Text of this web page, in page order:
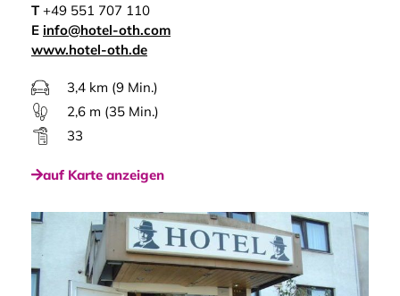
T+49 551 707 110
E info@hotel-oth.com
www.hotel-oth.de
3,4 km (9 Min.)
2,6 m (35 Min.)
33
auf Karte anzeigen